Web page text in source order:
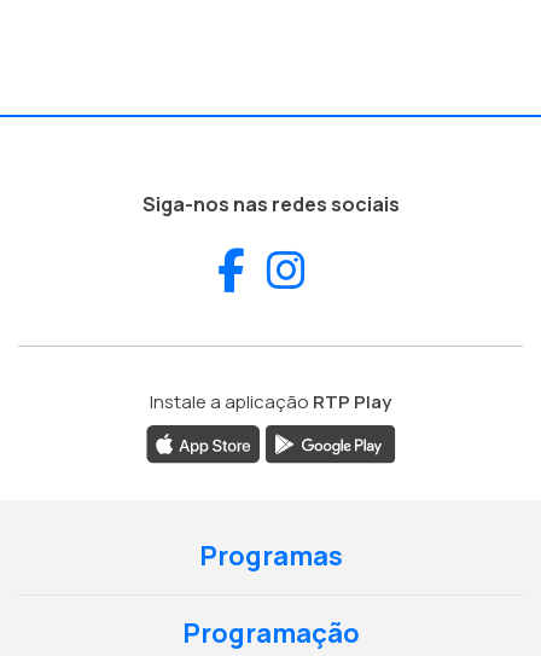
Siga-nos nas redes sociais
Facebook
Instale a aplicação RTP Play
Programas
Programação